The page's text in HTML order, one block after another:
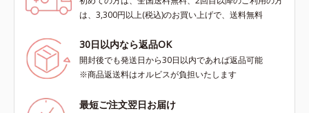
は、3,300円以上(税込)のお買い上げで、送料無料
30日以内なら返品OK
開封後でも発送日から30日以内であれば返品可能
※商品返送料はオルビスが負担いたします
最短ご注文翌日お届け